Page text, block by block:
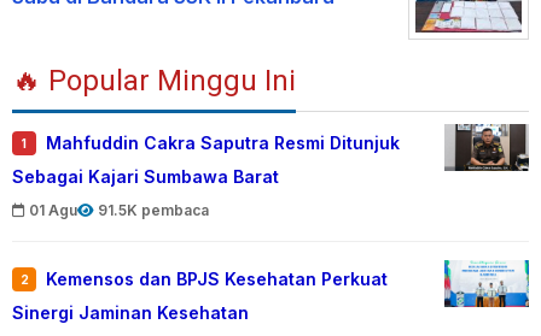
🔥 Popular Minggu Ini
1
Mahfuddin Cakra Saputra Resmi Ditunjuk
Sebagai Kajari Sumbawa Barat
01 Agu 91.5K pembaca
2
Kemensos dan BPJS Kesehatan Perkuat
Sinergi Jaminan Kesehatan